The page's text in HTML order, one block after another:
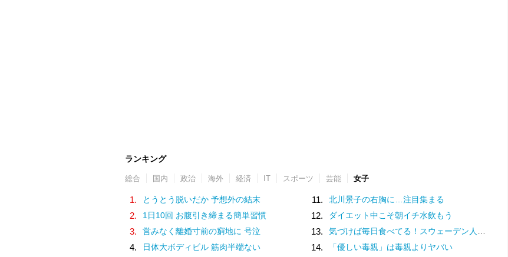
ランキング
総合 国内 政治 海外 経済 IT スポーツ 芸能 女子
1. とうとう脱いだか 予想外の結末
2. 1日10回 お腹引き締まる簡単習慣
3. 営みなく離婚寸前の窮地に 号泣
4. 日体大ボディビル 筋肉半端ない
11. 北川景子の右胸に…注目集まる
12. ダイエット中こそ朝イチ水飲もう
13. 気づけば毎日食べてる！スウェーデン人漫画家がリピートし続ける日本の定番食
14. 「優しい毒親」は毒親よりヤバい